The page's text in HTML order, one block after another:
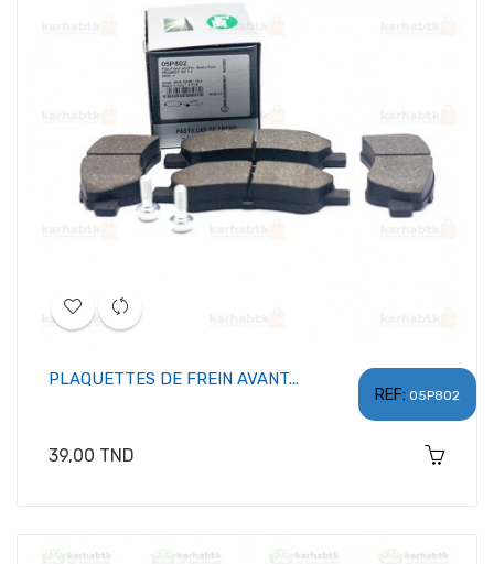
REF: 05P802
PLAQUETTES DE FREIN AVANT...
Prix
39,00 TND